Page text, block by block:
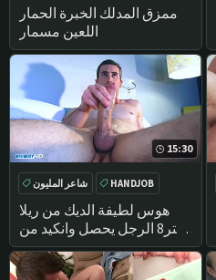
ممزق المدلك الخبرة الحمار
اللعين مسمار
SIXPACK
15:30
هوس لطيفة الديك من ريلا
ستر8 الرجل يحصل وانكيد من
قبلي !
شاعر المليون
HANDJOB
تدليك